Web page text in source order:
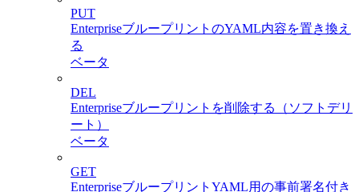
PUT
EnterpriseブループリントのYAML内容を置き換え
る
ベータ
DEL
Enterpriseブループリントを削除する（ソフトデリ
ート）
ベータ
GET
EnterpriseブループリントYAML用の事前署名付き